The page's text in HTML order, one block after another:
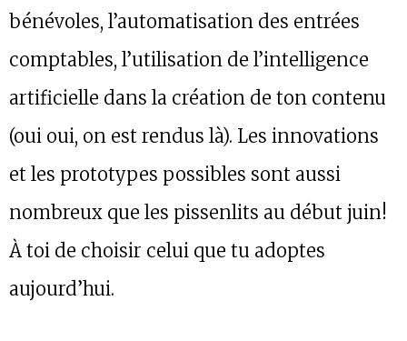
bénévoles, l’automatisation des entrées
comptables, l’utilisation de l’intelligence
artificielle dans la création de ton contenu
(oui oui, on est rendus là). Les innovations
et les prototypes possibles sont aussi
nombreux que les pissenlits au début juin!
À toi de choisir celui que tu adoptes
aujourd’hui.